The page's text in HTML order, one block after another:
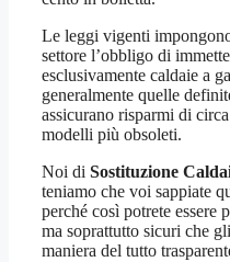
Le leggi vigenti
settore l’obbligo di
esclusivamente caldaie a
generalmente quelle
assicurano risparmi di
modelli più obsoleti.
Noi di Sostituzione
teniamo che voi sappiate
perché così potrete
ma soprattutto sicuri che
maniera del tutto